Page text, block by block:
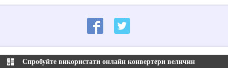
Спробуйте використати онлайн конвертери величин